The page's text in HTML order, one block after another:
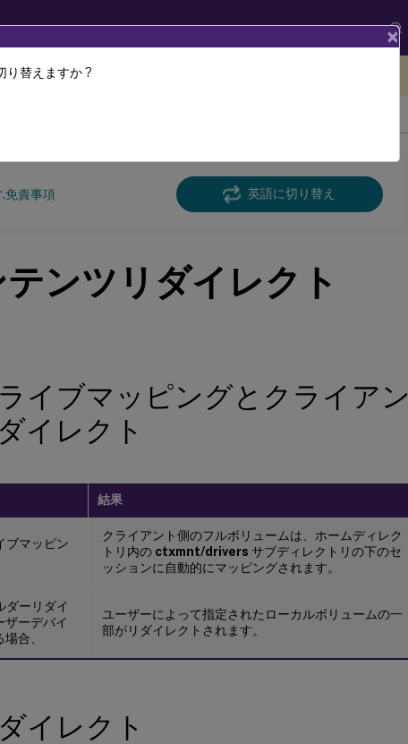
す。
ージェント
免責事項 英語に切り替え
ンツリダイレクト
イブマッピングとクライアン
イレクト
結果
ブマッピン
クライアント側のフルボリュームは、ホームディレク
トリ内の ctxmnt/drivers サブディレクトリの下のセ
ッションに自動的にマッピングされます。
ダーリダイ
ザーデバイ
合、
ユーザーによって指定されたローカルボリュームの一
部がリダイレクトされます。
イレクト
×
り替えますか ?